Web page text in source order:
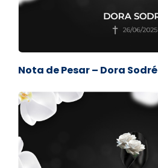
Nota de Pesar – Dora Sodré